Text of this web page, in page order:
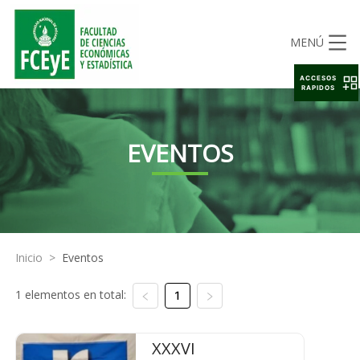
MENÚ
EVENTOS
Inicio > Eventos
1 elementos en total: 1
XXXVI
ACCESOS
RAPIDOS